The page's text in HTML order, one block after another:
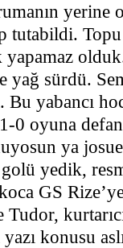
yerine
tutabildi.
sürdü.
yabancı
0 oyuna
ya
yedik,
GS
konusu